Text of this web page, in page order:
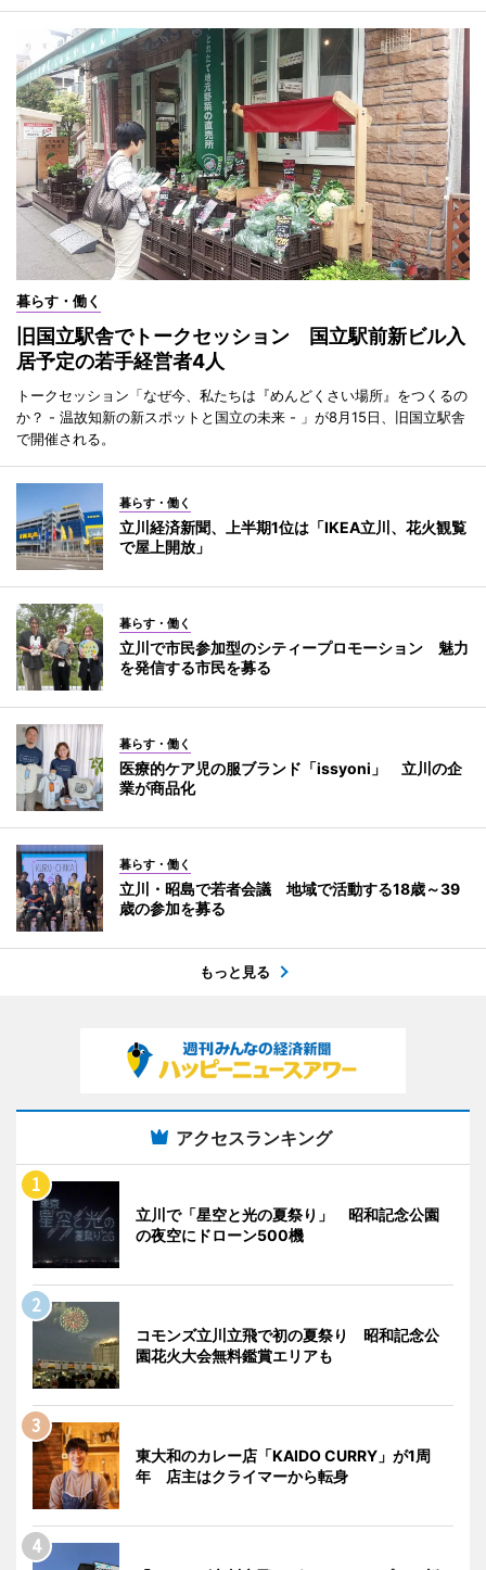
暮らす・働く
旧国立駅舎でトークセッション 国立駅前新ビル入
居予定の若手経営者4人
トークセッション「なぜ今、私たちは『めんどくさい場所』をつくるの
か？ - 温故知新の新スポットと国立の未来 - 」が8月15日、旧国立駅舎
で開催される。
暮らす・働く
立川経済新聞、上半期1位は「IKEA立川、花火観覧
で屋上開放」
暮らす・働く
立川で市民参加型のシティープロモーション 魅力
を発信する市民を募る
暮らす・働く
医療的ケア児の服ブランド「issyoni」 立川の企
業が商品化
暮らす・働く
立川・昭島で若者会議 地域で活動する18歳～39
歳の参加を募る
もっと見る
アクセスランキング
立川で「星空と光の夏祭り」 昭和記念公園
の夜空にドローン500機
コモンズ立川立飛で初の夏祭り 昭和記念公
園花火大会無料鑑賞エリアも
東大和のカレー店「KAIDO CURRY」が1周
年 店主はクライマーから転身